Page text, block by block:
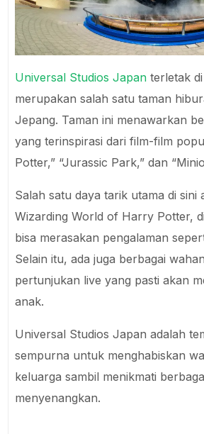
Universal Studios Japan terletak
merupakan salah satu taman
Jepang. Taman ini menawarkan
yang terinspirasi dari film-film
Potter,” “Jurassic Park,” dan
Salah satu daya tarik utama di sini
Wizarding World of Harry Potter,
bisa merasakan pengalaman
Selain itu, ada juga berbagai
pertunjukan live yang pasti akan
anak.
Universal Studios Japan adalah
sempurna untuk menghabiskan
keluarga sambil menikmati
menyenangkan.